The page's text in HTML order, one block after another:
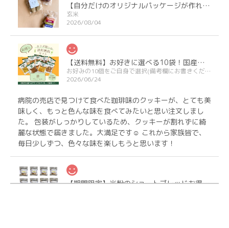
【自分だけのオリジナルパッケージが作れる】プチギフト＆ノベルティクッキー
玄米
2026/08/04
【送料無料】お好きに選べる10袋！国産小麦のナチュラルクッキー
お好みの10個をご自身で選択(備考欄にお書きください)
2026/06/24
病院の売店で見つけて食べた珈琲味のクッキーが、とても美
味しく、もっと色んな味を食べてみたいと思い注文しまし
た。 包装がしっかりしているため、クッキーが割れずに綺
麗な状態で届きました。大満足です☺ これから家族皆で、
毎日少しずつ、色々な味を楽しもうと思います！
【期間限定】米粉のショートブレッドお得なおまとめ12個【送料無料】